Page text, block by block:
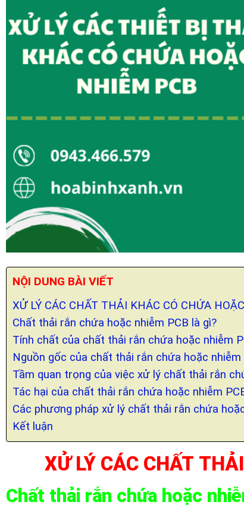
NỘI DUNG BÀI VIẾT
XỬ LÝ CÁC CHẤT THẢI KHÁC CÓ CHỨA
Chất thải rắn chứa hoặc nhiễm PCB là gì?
Tính chất của chất thải rắn chứa hoặc nhiễm
Nguồn gốc của chất thải rắn chứa hoặc nhiễm
Tầm quan trọng của việc xử lý chất thải rắn
Tác hại của chất thải rắn chứa hoặc nhiễm
Các phương pháp xử lý chất thải rắn chứa
Kết luận
XỬ LÝ CÁC CHẤT
Chất thải rắn chứa hoặc